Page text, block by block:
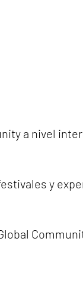
de la comunidad.
el
a nivel
con la y
vinculadas a
de crear
visibles,